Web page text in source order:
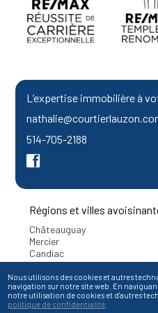
L’expertise immobilière à
514-705-2188
Régions et villes
Châteauguay
Mercier
Candiac
Beauharnois
Sainte-Martine
Nous utilisons des cookies et autres
navigation sur notre site web. En
notre utilisation de cookies et d'autres
politique de confidentialité